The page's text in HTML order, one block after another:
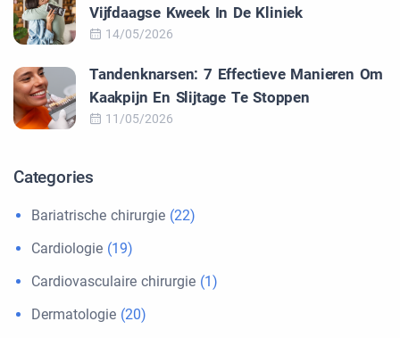
Vijfdaagse Kweek In De Kliniek
14/05/2026
Tandenknarsen: 7 Effectieve Manieren Om
Kaakpijn En Slijtage Te Stoppen
11/05/2026
Categories
Bariatrische chirurgie (22)
Cardiologie (19)
Cardiovasculaire chirurgie (1)
Dermatologie (20)